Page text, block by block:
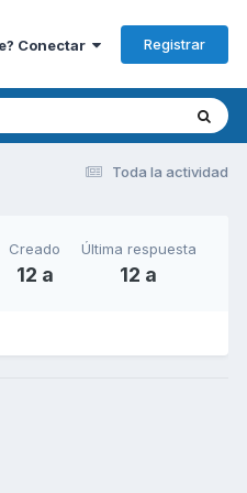
Conectar Registrar
Toda la actividad
Creado
12 a
Última respuesta
12 a